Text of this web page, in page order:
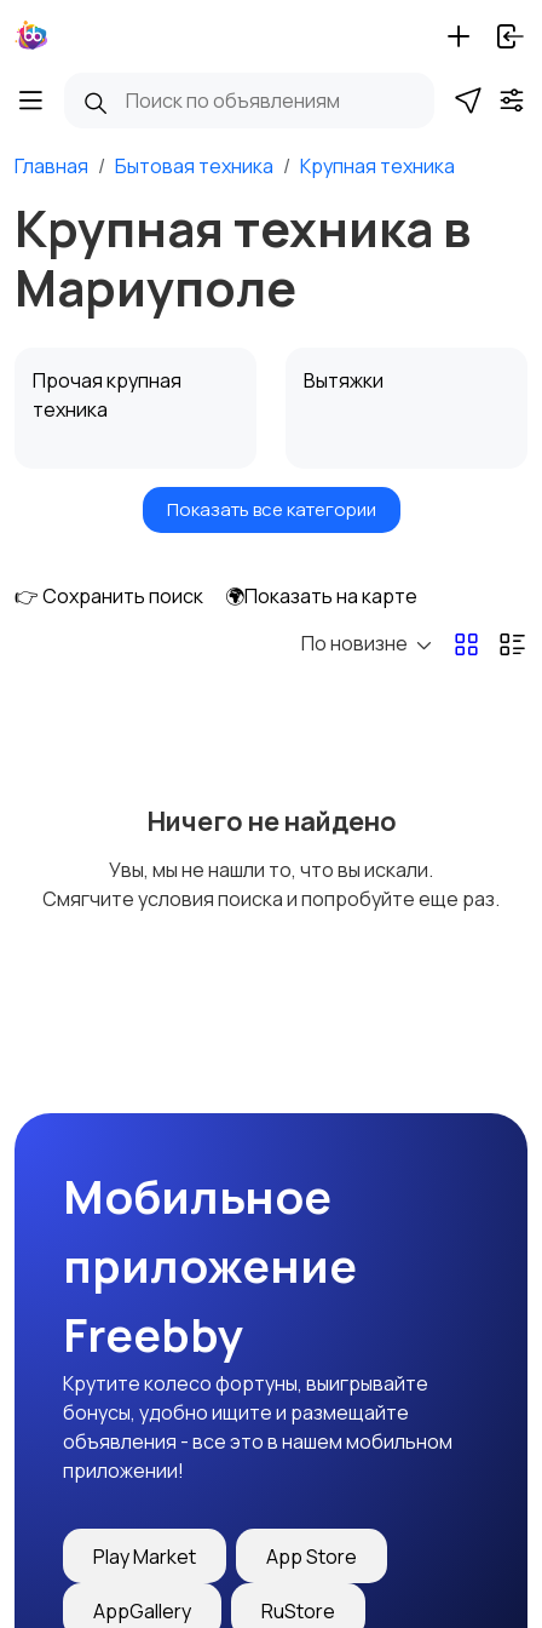
Главная Бытовая техника Крупная техника
Крупная техника в
Мариуполе
Прочая крупная
техника
Вытяжки
Посудомоечные
Стиральные машины
Холодильники и
Показать все категории
👉 Сохранить поиск
🌍Показать на карте
По новизне
Ничего не найдено
Увы, мы не нашли то, что вы искали.
Смягчите условия поиска и попробуйте еще раз.
Мобильное
приложение
Freebby
Крутите колесо фортуны, выигрывайте
бонусы, удобно ищите и размещайте
объявления - все это в нашем мобильном
приложении!
Play Market App Store
AppGallery RuStore